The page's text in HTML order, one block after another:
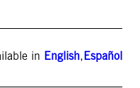
in English,Español